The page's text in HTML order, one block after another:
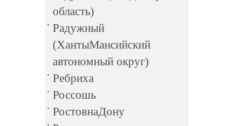
область)
Радужный
(ХантыМансийский
автономный округ)
Ребриха
Россошь
РостовнаДону